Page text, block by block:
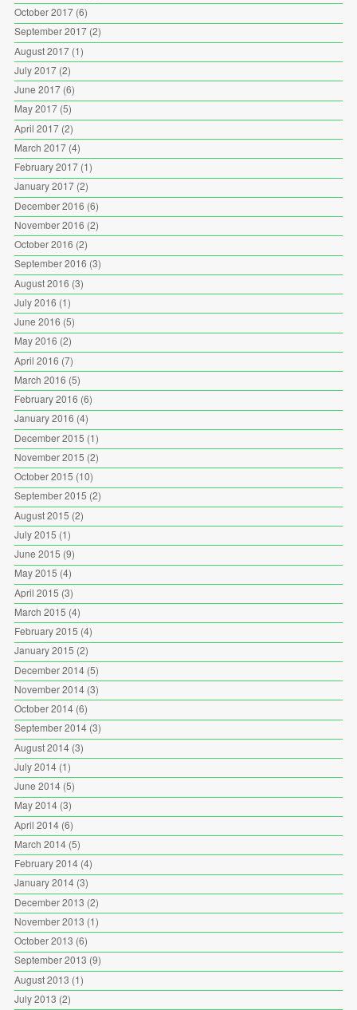
October 2017(6)
September 2017(2)
August 2017(1)
July 2017(2)
June 2017(6)
May 2017(5)
April 2017(2)
March 2017(4)
February 2017(1)
January 2017(2)
December 2016 (6)
November 2016 (2)
October 2016 (2)
September 2016 (3)
August 2016 (3)
July 2016 (1)
June 2016 (5)
May 2016 (2)
April 2016 (7)
March 2016 (5)
February 2016 (6)
January 2016 (4)
December 2015 (1)
November 2015 (2)
October 2015 (10)
September 2015 (2)
August 2015 (2)
July 2015 (1)
June 2015 (9)
May 2015 (4)
April 2015 (3)
March 2015 (4)
February 2015 (4)
January 2015 (2)
December 2014(5)
November 2014(3)
October 2014(6)
September 2014(3)
August 2014(3)
July 2014(1)
June 2014(5)
May 2014(3)
April 2014(6)
March 2014(5)
February 2014(4)
January 2014(3)
December 2013 (2)
November 2013 (1)
October 2013 (6)
September 2013 (9)
August 2013 (1)
July 2013 (2)